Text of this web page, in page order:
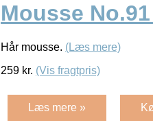
Mousse
Hår mousse. (Læs mere)
259 kr. (Vis fragtpris)
Læs mere »